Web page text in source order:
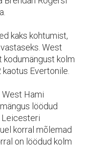
kaks kohtumist,
West
kodumängust kolm
Evertonile.
Hami
löödud
Leicesteri
korral mõlemad
on löödud kolm